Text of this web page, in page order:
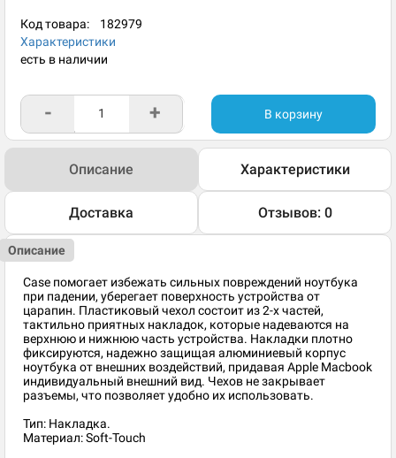
Код товара: 182979
Характеристики
есть в наличии
- + В корзину
Описание Характеристики
Доставка Отзывов: 0
Описание
Case помогает избежать сильных повреждений ноутбука
при падении, уберегает поверхность устройства от
царапин. Пластиковый чехол состоит из 2-х частей,
тактильно приятных накладок, которые надеваются на
верхнюю и нижнюю часть устройства. Накладки плотно
фиксируются, надежно защищая алюминиевый корпус
ноутбука от внешних воздействий, придавая Apple Macbook
индивидуальный внешний вид. Чехов не закрывает
разъемы, что позволяет удобно их использовать.
Тип: Накладка.
Материал: Soft-Touch